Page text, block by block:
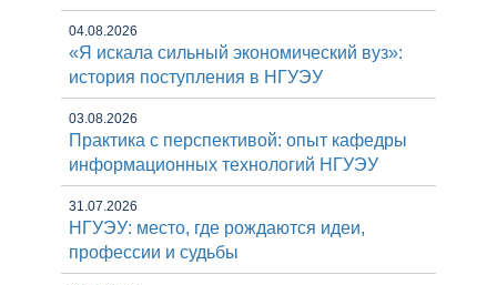
04.08.2026
«Я искала сильный экономический вуз»:
история поступления в НГУЭУ
03.08.2026
Практика с перспективой: опыт кафедры
информационных технологий НГУЭУ
31.07.2026
НГУЭУ: место, где рождаются идеи,
профессии и судьбы